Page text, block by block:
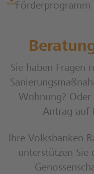
Förderprogramm
Sie haben Fragen
Wohnung?
Antrag auf
Ihre Volksbanken
unterstützen Sie